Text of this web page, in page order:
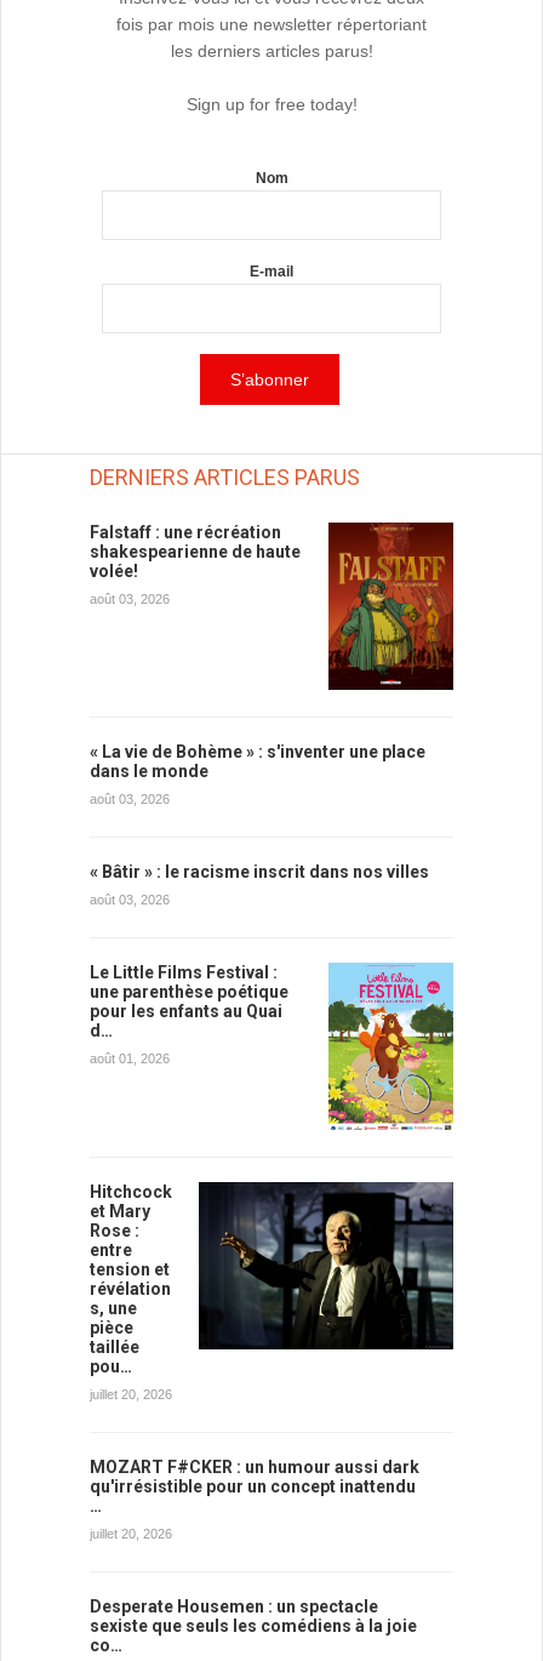
fois par mois une newsletter répertoriant
les derniers articles parus!
Sign up for free today!
Nom
E-mail
DERNIERS ARTICLES PARUS
Falstaff : une récréation
shakespearienne de haute
volée!
août 03, 2026
« La vie de Bohème » : s'inventer une place
dans le monde
août 03, 2026
« Bâtir » : le racisme inscrit dans nos villes
août 03, 2026
Le Little Films Festival :
une parenthèse poétique
pour les enfants au Quai
d…
août 01, 2026
Hitchcock
et Mary
Rose :
entre
tension et
révélation
s, une
pièce
taillée
pou…
juillet 20, 2026
MOZART F#CKER : un humour aussi dark
qu'irrésistible pour un concept inattendu
…
juillet 20, 2026
Desperate Housemen : un spectacle
sexiste que seuls les comédiens à la joie
co…